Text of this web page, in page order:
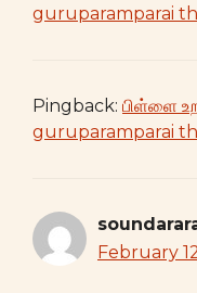
guruparamparai
Pingback: பிள்ளை
guruparamparai
February